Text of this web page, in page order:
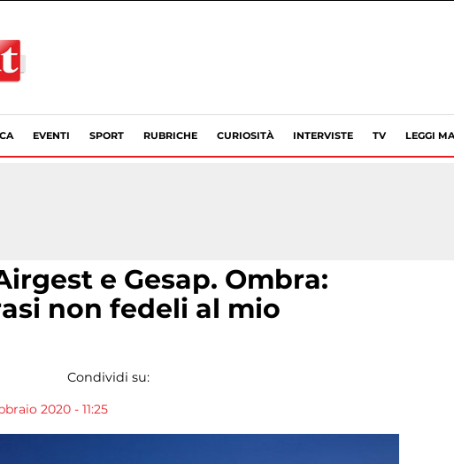
EVENTI SPORT RUBRICHE CURIOSITÀ INTERVISTE TV LEGGI
e Gesap. Ombra:
non fedeli al mio
Condividi su:
2020 - 11:25